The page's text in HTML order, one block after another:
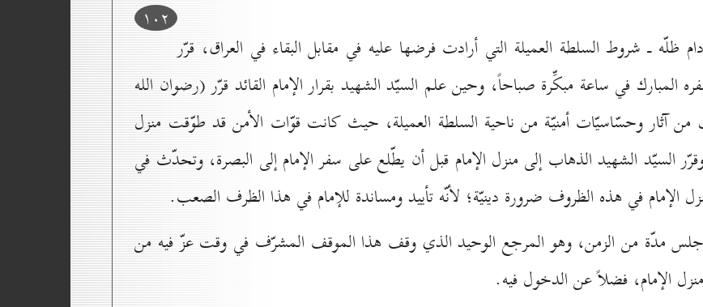
۱٠۲
ظلّه ـ شروط السلطة العميلة التي أرادت فرضها عليه في مقابل البقاء في العراق، قرّر
المبارك في ساعة مبكِّرة صباحاً، وحين علم السيّد الشهيد بقرار الإمام القائد قرّر (رضوان الله
من آثار وحسّاسيّات أمنيّة من ناحية السلطة العميلة، حيث كانت قوّات الأمن قد طوّقت منزل
وقرّر السيّد الشهيد الذهاب إلى منزل الإمام قبل أن يطّلع على سفر الإمام إلى البصرة، وتحدّث في
الإمام في هذه الظروف ضرورة دينيّة؛ لأنّه تأييد ومساندة للإمام في هذا الظرف الصعب.
وجلس مدّة من الزمن، وهو المرجع الوحيد الذي وقف هذا الموقف المشرّف في وقت عزّ فيه من
الإمام، فضلاً عن الدخول فيه.